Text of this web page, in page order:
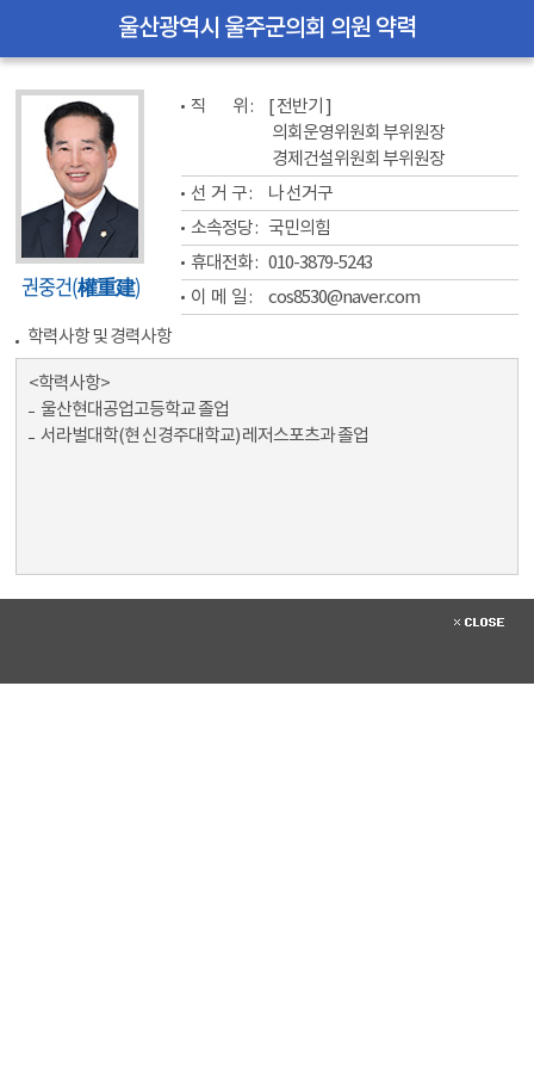
울산광역시 울주군의회 의원 약력
권중건(權重建)
직           위 :
[ 전반기 ]
의회운영위원회 부위원장
경제건설위원회 부위원장
선  거  구 :
나 선거구
소속정당 : 국민의힘
휴대전화 : 010-3879-5243
이  메  일 :
cos8530@naver.com
학력사항 및 경력사항
<학력사항>
울산현대공업고등학교 졸업
서라벌대학(현 신경주대학교) 레저스포츠과 졸업